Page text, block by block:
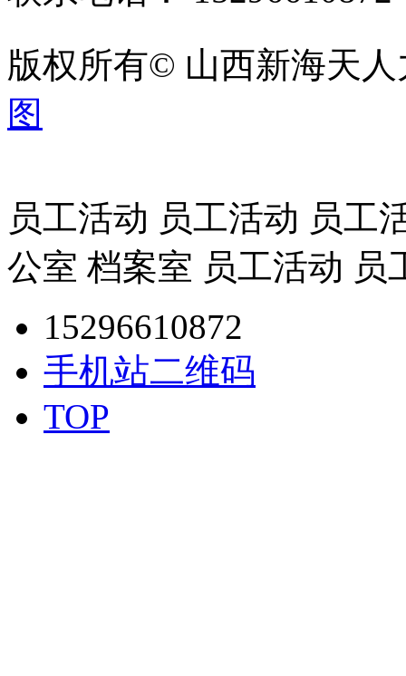
版权所有© 山西新海天
图
员工活动 员工活动 员工
公室 档案室 员工活动 员
15296610872
手机站二维码
TOP